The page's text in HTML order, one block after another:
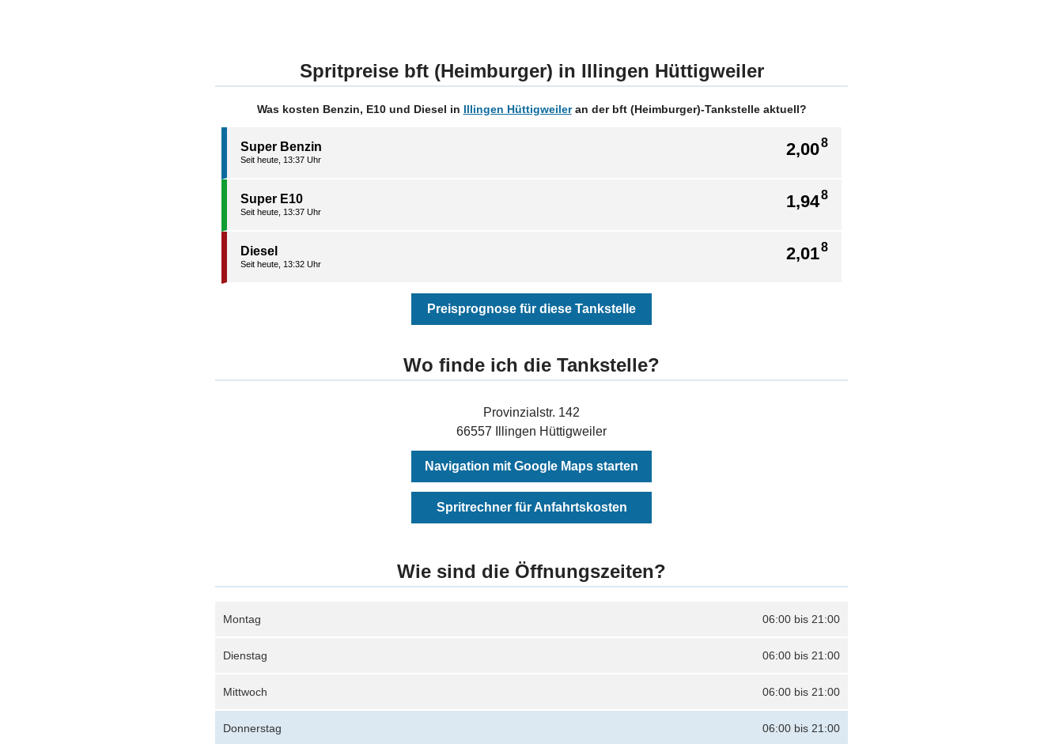
Spritpreise bft (Heimburger) in Illingen Hüttigweiler
Was kosten Benzin, E10 und Diesel in Illingen Hüttigweileran der bft (Heimburger)-Tankstelle aktuell?
2,008
Super Benzin
Seit heute, 13:37 Uhr
1,948
Super E10
Seit heute, 13:37 Uhr
2,018
Diesel
Seit heute, 13:32 Uhr
Preisprognose für diese Tankstelle
Wo finde ich die Tankstelle?
Provinzialstr. 142
66557 Illingen Hüttigweiler
Navigation mit Google Maps starten
Spritrechner für Anfahrtskosten
Wie sind die Öffnungszeiten?
06:00 bis 21:00
Montag
06:00 bis 21:00
Dienstag
06:00 bis 21:00
Mittwoch
06:00 bis 21:00
Donnerstag